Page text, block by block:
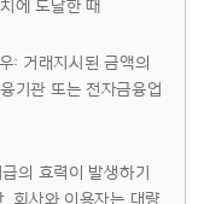
에 도달한 때
: 거래지시된 금액의
기관 또는 전자금융업
의 효력이 발생하기
회사와 이용자는 대량